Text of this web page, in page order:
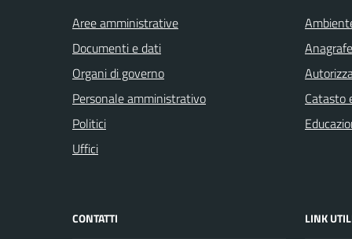
Aree amministrative
Documenti e dati
Organi di governo
Personale amministrativo
Politici
Uffici
Catasto
CONTATTI LINK